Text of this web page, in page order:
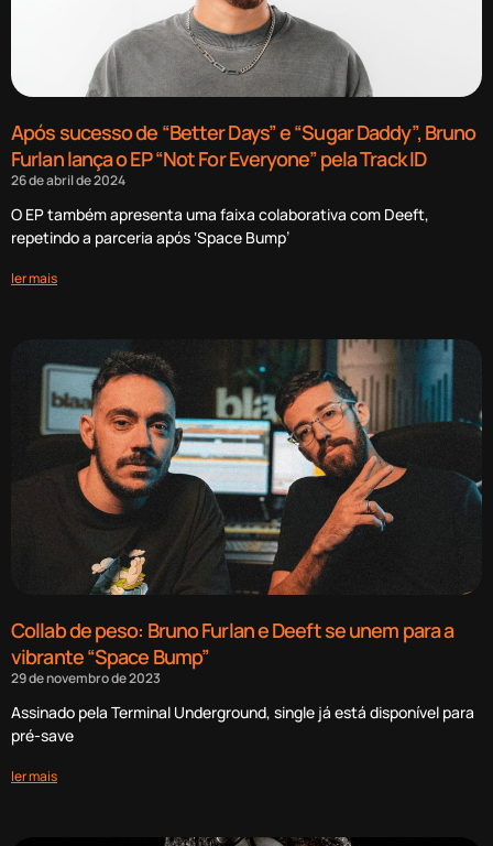
Após sucesso de “Better Days” e “Sugar Daddy”, Bruno
Furlan lança o EP “Not For Everyone” pela Track ID
26 de abril de 2024
O EP também apresenta uma faixa colaborativa com Deeft,
repetindo a parceria após ‘Space Bump’
ler mais
Collab de peso: Bruno Furlan e Deeft se unem para a
vibrante “Space Bump”
29 de novembro de 2023
Assinado pela Terminal Underground, single já está disponível para
pré-save
ler mais